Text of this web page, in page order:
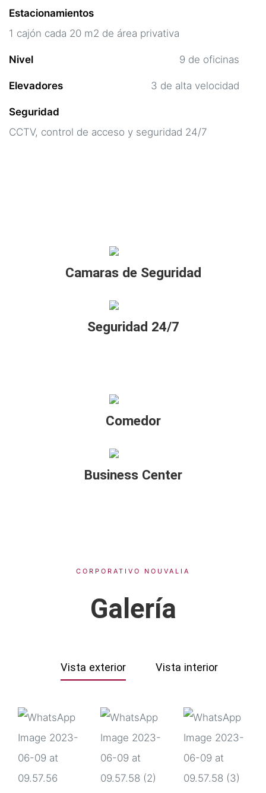
Estacionamientos
1 cajón cada 20 m2 de área privativa
Nivel 9 de oficinas
Elevadores 3 de alta velocidad
Seguridad
CCTV, control de acceso y seguridad 24/7
Camaras de Seguridad
Seguridad 24/7
Comedor
Business Center
CORPORATIVO NOUVALIA
Galería
Vista exterior Vista interior